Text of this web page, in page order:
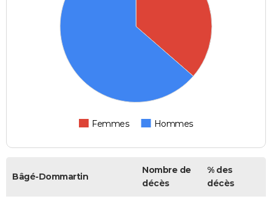
Femmes Hommes
Bâgé-Dommartin
Nombre de
décès
% des
décès